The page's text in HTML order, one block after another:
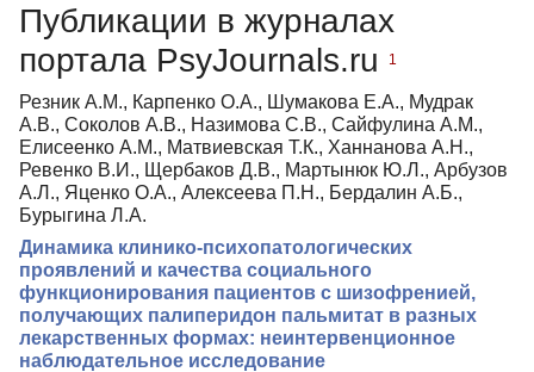
Публикации в журналах
портала PsyJournals.ru
1
Резник А.М., Карпенко О.А., Шумакова Е.А., Мудрак
А.В., Соколов А.В., Назимова С.В., Сайфулина А.М.,
Елисеенко А.М., Матвиевская Т.К., Ханнанова А.Н.,
Ревенко В.И., Щербаков Д.В., Мартынюк Ю.Л., Арбузов
А.Л., Яценко О.А., Алексеева П.Н., Бердалин А.Б.,
Бурыгина Л.А.
Динамика клинико-психопатологических
проявлений и качества социального
функционирования пациентов с шизофренией,
получающих палиперидон пальмитат в разных
лекарственных формах: неинтервенционное
наблюдательное исследование